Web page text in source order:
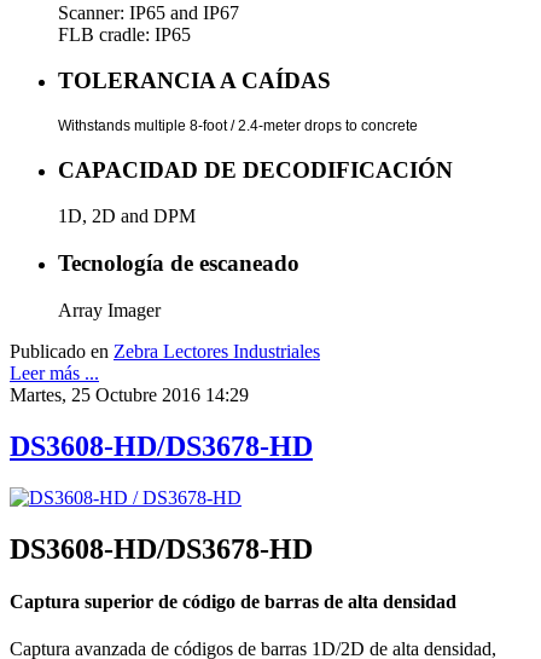
Scanner: IP65 and IP67
FLB cradle: IP65
TOLERANCIA A CAÍDAS
Withstands multiple 8-foot / 2.4-meter drops to concrete
CAPACIDAD DE DECODIFICACIÓN
1D, 2D and DPM
Tecnología de escaneado
Array Imager
Publicado en Zebra Lectores Industriales
Leer más ...
Martes, 25 Octubre 2016 14:29
DS3608-HD/DS3678-HD
DS3608-HD/DS3678-HD
Captura superior de código de barras de alta densidad
Captura avanzada de códigos de barras 1D/2D de alta densidad,